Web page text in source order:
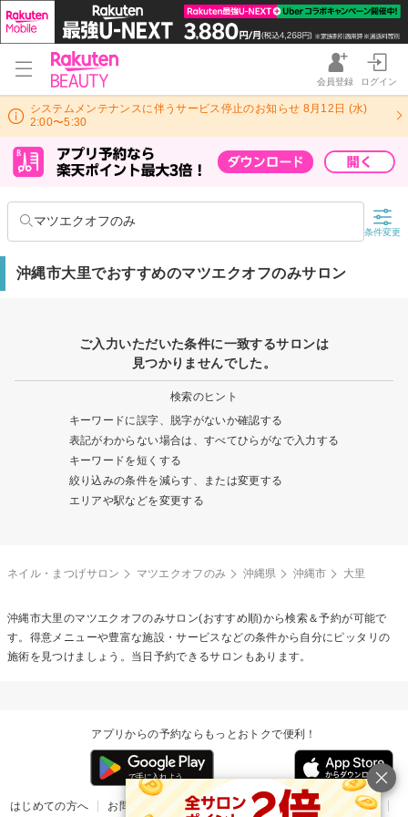
会員登録 ログイン
システムメンテナンスに伴うサービス停止のお知らせ 8月12日 (水)
2:00〜5:30
マツエクオフのみ
条件変更
沖縄市大里でおすすめのマツエクオフのみサロン
ご入力いただいた条件に一致するサロンは
見つかりませんでした。
検索のヒント
キーワードに誤字、脱字がないか確認する
表記がわからない場合は、すべてひらがなで入力する
キーワードを短くする
絞り込みの条件を減らす、または変更する
エリアや駅などを変更する
ネイル・まつげサロン マツエクオフのみ 沖縄県 沖縄市 大里
沖縄市大里のマツエクオフのみサロン(おすすめ順)から検索＆予約が可能で
す。得意メニューや豊富な施設・サービスなどの条件から自分にピッタリの
施術を見つけましょう。当日予約できるサロンもあります。
アプリからの予約ならもっとおトクで便利！
はじめての方へ お問い合わせ ヘルプ リリース情報 利用規約